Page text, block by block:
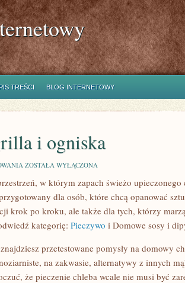
TREŚCI BLOG INTERNETOWY
i ogniska
DANIA
GRILLA
OGNISKA
ZOSTAŁA WYŁĄCZONA
w którym zapach świeżo upieczonego
dla osób, które chcą opanować
krok po kroku, ale także dla tych, którzy
kategorię: Pieczywo i Domowe sosy i
przetestowane pomysły na domowy
na zakwasie, alternatywy z innych
że pieczenie chleba wcale nie musi być